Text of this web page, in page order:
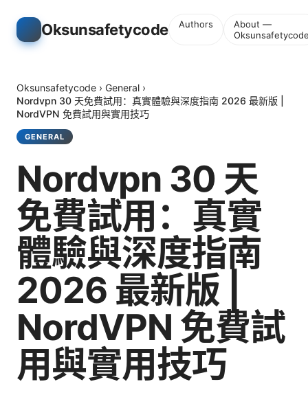
Oksunsafetycode Authors
About —
Oksunsafetycode › General ›
Nordvpn 30 天免費試用：真實體驗與深度指南 2026 最新版 |
NordVPN 免費試用與實用技巧
GENERAL
Nordvpn 30 天
免費試用：真實
體驗與深度指南
2026 最新版 |
NordVPN 免費試
用與實用技巧